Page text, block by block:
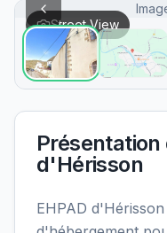
Street View
Présentation
d'Hérisson
EHPAD